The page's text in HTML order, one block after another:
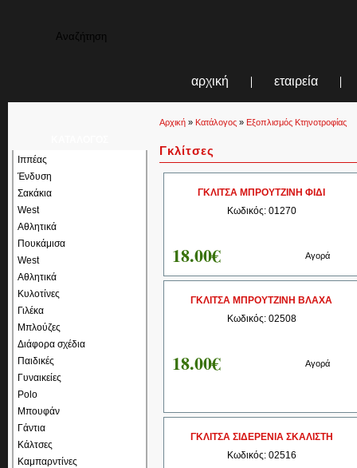
αρχική εταιρεία
Ιππέας
Ένδυση
Σακάκια
West
Αθλητικά
Πουκάμισα
West
Αθλητικά
Κυλοτίνες
Γιλέκα
Μπλούζες
Διάφορα σχέδια
Παιδικές
Γυναικείες
Polo
Μπουφάν
Γάντια
Κάλτσες
Καμπαρντίνες
Αρχική » Κατάλογος » Εξοπλισμός Κτηνοτροφίας
Γκλίτσες
ΓΚΛΙΤΣΑ ΜΠΡΟΥΤΖΙΝΗ ΦΙΔΙ
Κωδικός: 01270
18.00€ Αγορά
ΓΚΛΙΤΣΑ ΜΠΡΟΥΤΖΙΝΗ ΒΛΑΧΑ
Κωδικός: 02508
18.00€ Αγορά
ΓΚΛΙΤΣΑ ΣΙΔΕΡΕΝΙΑ ΣΚΑΛΙΣΤΗ
Κωδικός: 02516